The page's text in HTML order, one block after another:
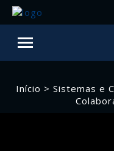
Início > Sistemas e